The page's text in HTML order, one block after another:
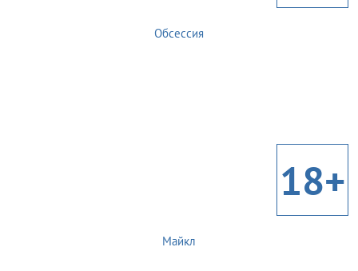
Обсессия
18+
Майкл